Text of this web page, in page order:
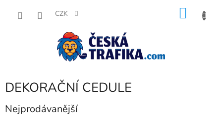
CZK
DEKORAČNÍ CEDULE
Nejprodávanější